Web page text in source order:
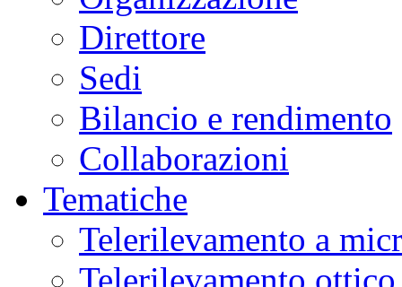
Direttore
Sedi
Bilancio e rendimento
Collaborazioni
Tematiche
Telerilevamento a